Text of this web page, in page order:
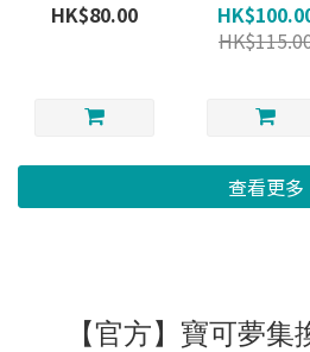
Sleeves 100ct
HK$80.00
Blood Red
Matte Dual
Sleeves - 卡
查看更多
【官方】寶可夢